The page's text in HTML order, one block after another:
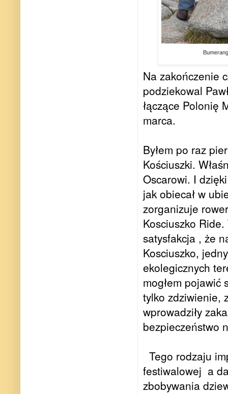
Na zakończenie
podziekowal
łączące Polonię
marca.
Byłem po raz
Kościuszki.
Oscarowi. I
jak obiecał w
zorganizuje
Kosciuszko
satysfakcja , że
Kosciuszko,
ekolegicznych
mogłem pojawić
tylko zdziwienie,
wprowadziły
bezpieczeństwo
Tego rodzaju
festiwalowej a
zbobywania